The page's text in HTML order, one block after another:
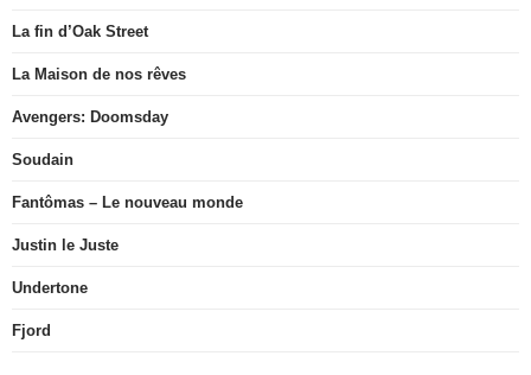
La fin d’Oak Street
La Maison de nos rêves
Avengers: Doomsday
Soudain
Fantômas – Le nouveau monde
Justin le Juste
Undertone
Fjord